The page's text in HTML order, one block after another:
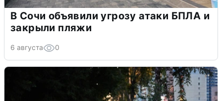
В Сочи объявили угрозу атаки БПЛА и
закрыли пляжи
6 августа 0